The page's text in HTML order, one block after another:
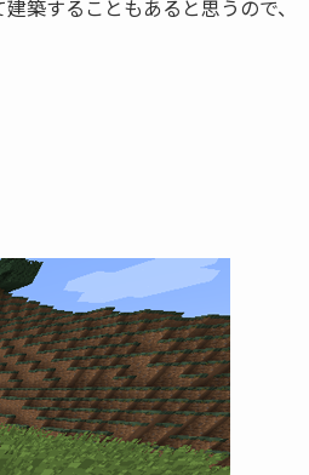
築することもあると思うので、